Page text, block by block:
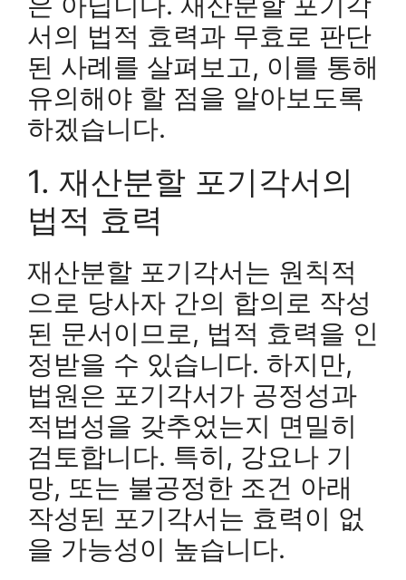
서의 법적 효력과 무효로 판단
된 사례를 살펴보고, 이를 통해
유의해야 할 점을 알아보도록
하겠습니다.
1. 재산분할 포기각서의
법적 효력
재산분할 포기각서는 원칙적
으로 당사자 간의 합의로 작성
된 문서이므로, 법적 효력을 인
정받을 수 있습니다. 하지만,
법원은 포기각서가 공정성과
적법성을 갖추었는지 면밀히
검토합니다. 특히, 강요나 기
망, 또는 불공정한 조건 아래
작성된 포기각서는 효력이 없
을 가능성이 높습니다.